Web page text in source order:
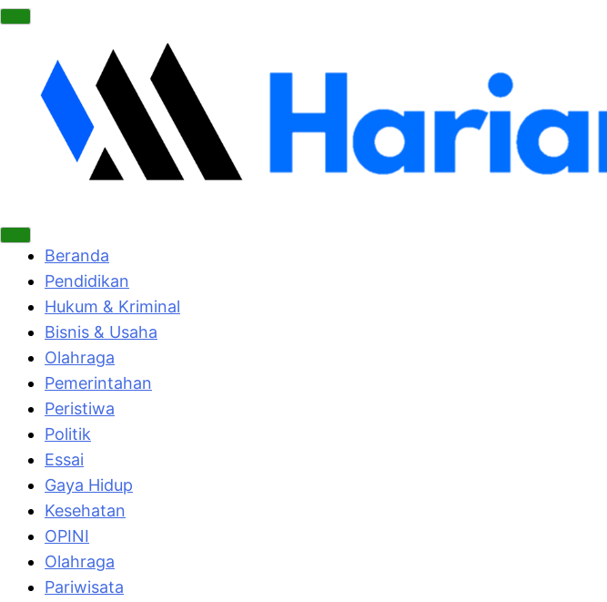
Beranda
Pendidikan
Hukum & Kriminal
Bisnis & Usaha
Olahraga
Pemerintahan
Peristiwa
Politik
Essai
Gaya Hidup
Kesehatan
OPINI
Olahraga
Pariwisata